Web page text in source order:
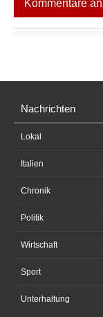
Kommentare
Nachrichten
Lokal
Italien
Chronik
Politik
Wirtschaft
Sport
Unterhaltung